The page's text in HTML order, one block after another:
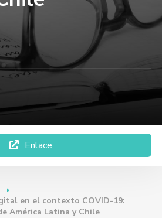
Enlace
en el contexto COVID-19:
América Latina y Chile